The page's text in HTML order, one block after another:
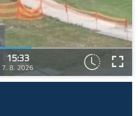
15:33
7. 8. 2026